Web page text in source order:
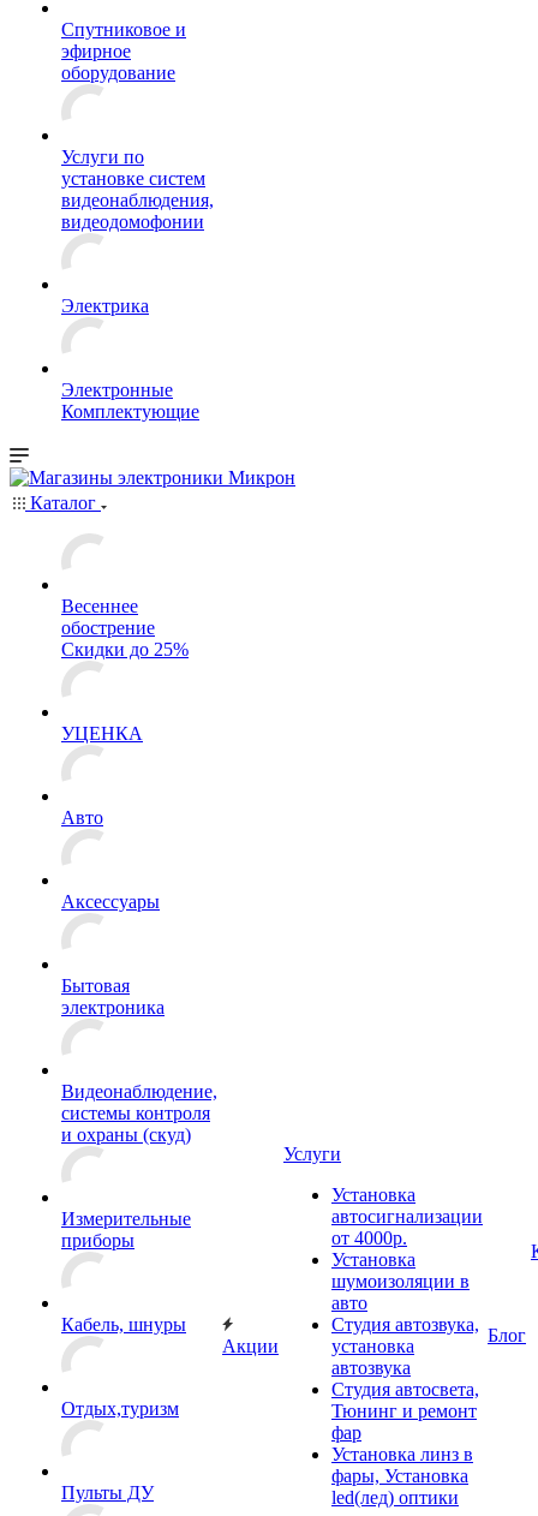
Спутниковое и
эфирное
оборудование
Услуги по
установке систем
видеонаблюдения,
видеодомофонии
Электрика
Электронные
Комплектующие
Каталог
Весеннее
обострение
Скидки до 25%
УЦЕНКА
Авто
Аксессуары
Бытовая
электроника
Видеонаблюдение,
системы контроля
и охраны (скуд)
Измерительные
приборы
Кабель, шнуры
Отдых,туризм
Пульты ДУ
Акции
Услуги
Установка
автосигнализации
от 4000р.
Установка
шумоизоляции в
авто
Студия автозвука,
установка
автозвука
Студия автосвета,
Тюнинг и ремонт
фар
Установка линз в
фары, Установка
led(лед) оптики
Блог